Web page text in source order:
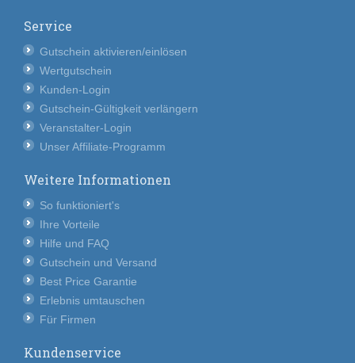
Service
Gutschein aktivieren/einlösen
Wertgutschein
Kunden-Login
Gutschein-Gültigkeit verlängern
Veranstalter-Login
Unser Affiliate-Programm
Weitere Informationen
So funktioniert's
Ihre Vorteile
Hilfe und FAQ
Gutschein und Versand
Best Price Garantie
Erlebnis umtauschen
Für Firmen
Kundenservice